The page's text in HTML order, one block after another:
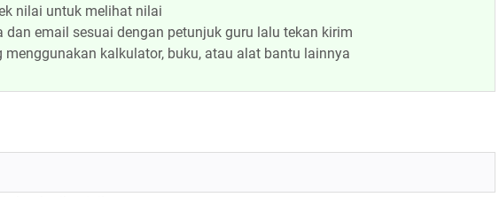
nilai untuk melihat nilai
dan email sesuai dengan petunjuk guru lalu tekan kirim
menggunakan kalkulator, buku, atau alat bantu lainnya